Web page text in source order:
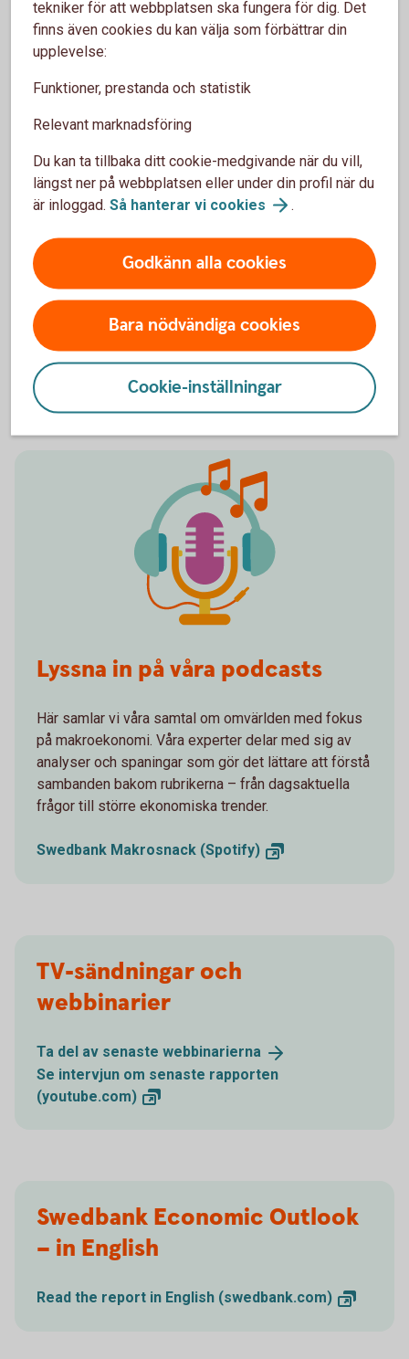
Våra prognoser
oljepriser framöver
EUR/SEK ,
december 2026:
10,50
Lyssna in på våra podcasts
Här samlar vi våra samtal om omvärlden med fokus
på makroekonomi. Våra experter delar med sig av
analyser och spaningar som gör det lättare att förstå
sambanden bakom rubrikerna – från dagsaktuella
frågor till större ekonomiska trender.
Swedbank Makrosnack (Spotify)
TV-sändningar och
webbinarier
Ta del av senaste webbinarierna
Se intervjun om senaste rapporten
(youtube.com)
Swedbank Economic Outlook
– in English
Read the report in English (swedbank.com)
tekniker för att webbplatsen ska fungera för dig. Det
finns även cookies du kan välja som förbättrar din
upplevelse:
Funktioner, prestanda och statistik
Relevant marknadsföring
Du kan ta tillbaka ditt cookie-medgivande när du vill,
längst ner på webbplatsen eller under din profil när du
är inloggad. Så hanterar vi cookies .
Godkänn alla cookies
Bara nödvändiga cookies
Cookie-inställningar